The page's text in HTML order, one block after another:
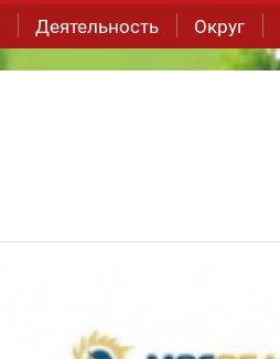
Деятельность Округ